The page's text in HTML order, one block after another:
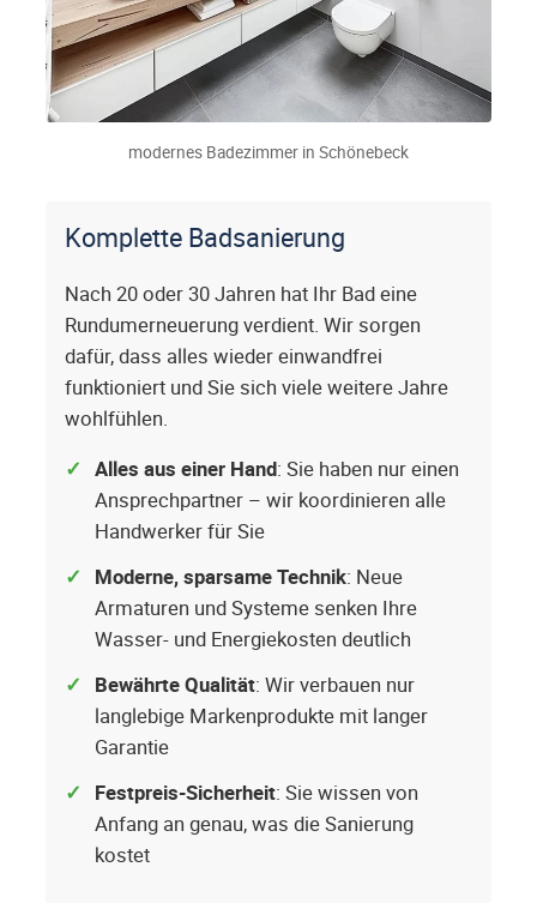
modernes Badezimmer in Schönebeck
Komplette Badsanierung
Nach 20 oder 30 Jahren hat Ihr Bad eine
Rundumerneuerung verdient. Wir sorgen
dafür, dass alles wieder einwandfrei
funktioniert und Sie sich viele weitere Jahre
wohlfühlen.
Alles aus einer Hand: Sie haben nur einen
Ansprechpartner – wir koordinieren alle
Handwerker für Sie
Moderne, sparsame Technik: Neue
Armaturen und Systeme senken Ihre
Wasser- und Energiekosten deutlich
Bewährte Qualität: Wir verbauen nur
langlebige Markenprodukte mit langer
Garantie
Festpreis-Sicherheit: Sie wissen von
Anfang an genau, was die Sanierung
kostet